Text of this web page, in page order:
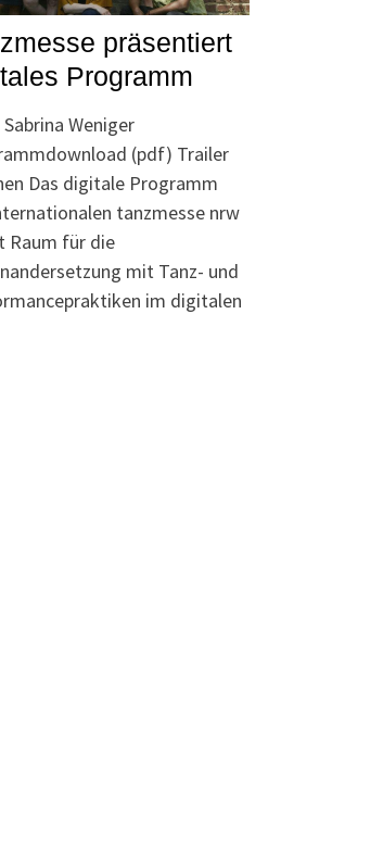
präsentiert
Programm
Weniger
(pdf) Trailer
Das digitale Programm
tanzmesse nrw
Raum für die
mit Tanz- und
im digitalen